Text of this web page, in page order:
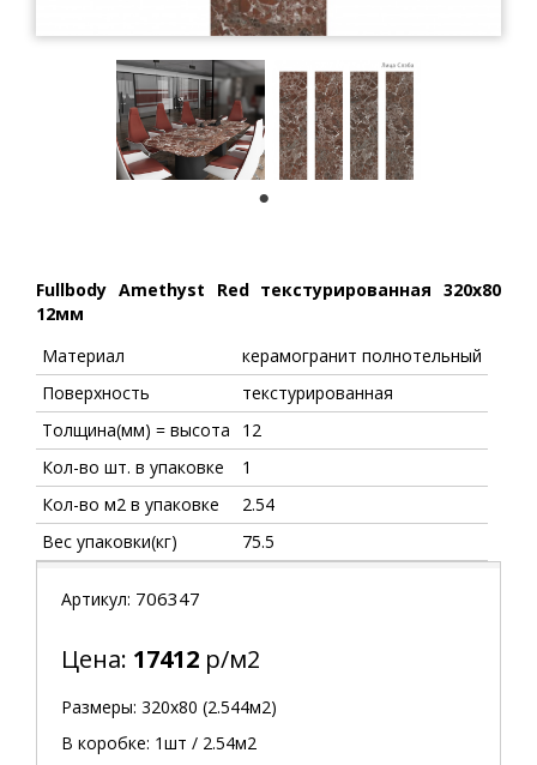
Fullbody Amethyst Red текстурированная 320x80
12мм
Материал
керамогранит полнотельный
Поверхность
текстурированная
Толщина(мм) = высота
12
Кол-во шт. в упаковке
1
Кол-во м2 в упаковке
2.54
Вес упаковки(кг)
75.5
Артикул: 706347
Цена: 17412 р/м2
Размеры: 320х80 (2.544м2)
В коробке: 1шт / 2.54м2